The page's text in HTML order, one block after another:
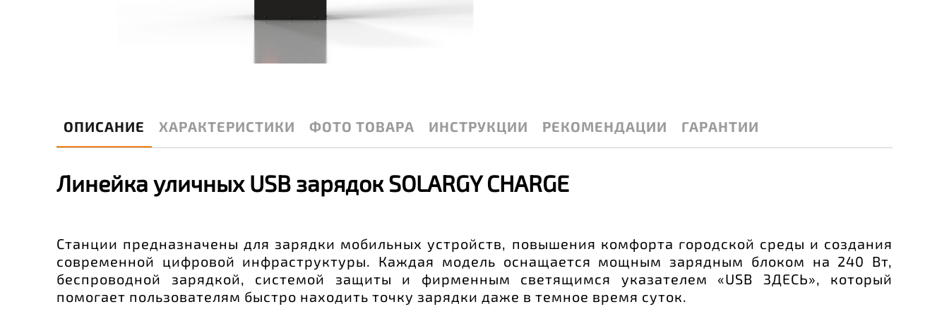
ОПИСАНИЕ ХАРАКТЕРИСТИКИ ФОТО ТОВАРА ИНСТРУКЦИИ РЕКОМЕНДАЦИИ ГАРАНТИИ
Линейка уличных USB зарядок SOLARGY CHARGE
Станции предназначены для зарядки мобильных устройств, повышения комфорта городской среды и создания
современной цифровой инфраструктуры. Каждая модель оснащается мощным зарядным блоком на 240 Вт,
беспроводной зарядкой, системой защиты и фирменным светящимся указателем «USB ЗДЕСЬ», который
помогает пользователям быстро находить точку зарядки даже в темное время суток.